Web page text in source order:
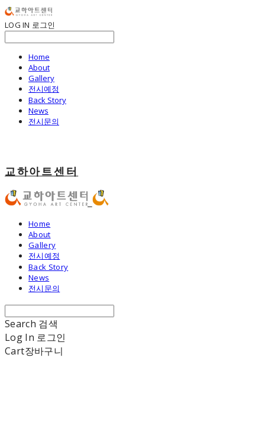
LOG IN 로그인
Home
About
Gallery
전시예정
Back Story
News
전시문의
교하아트센터
Home
About
Gallery
전시예정
Back Story
News
전시문의
Search 검색
Log In 로그인
Cart장바구니